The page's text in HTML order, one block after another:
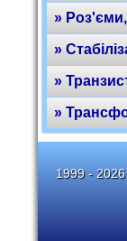
»
»
»
»
1999 -